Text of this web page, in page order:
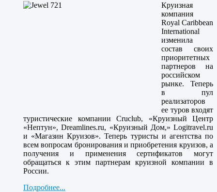
Круизная
компания
Royal Caribbean
International
изменила
состав своих
приоритетных
партнеров на
российском
рынке. Теперь
в пул
реализаторов
ее туров входят
туристические компании Cruclub, «Круизный Центр
«Нептун», Dreamlines.ru, «Круизный Дом,» Logitravel.ru
и «Магазин Круизов». Теперь туристы и агентства по
всем вопросам бронирования и приобретения круизов, а
получения и применения сертификатов могут
обращаться к этим партнерам круизной компании в
России.
Подробнее...